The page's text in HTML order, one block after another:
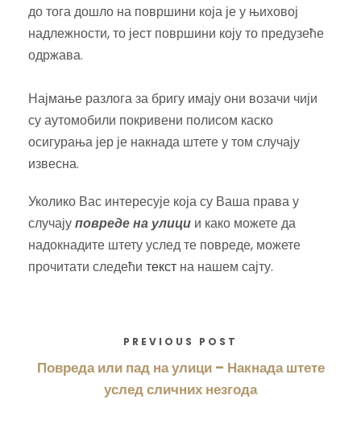
до тога дошло на површини која је у њиховој
надлежности, то јест површини коју то предузеће
одржава.
Најмање разлога за бригу имају они возачи чији
су аутомобили покривени полисом каско
осигурања јер је накнада штете у том случају
извесна.
Уколико Вас интересује која су Ваша права у
случајуповреде на улици и како можете да
надокнадите штету услед те повреде, можете
прочитати следећи текст на нашем сајту.
PREVIOUS POST
Повреда или пад на улици – Накнада штете
услед сличних незгода